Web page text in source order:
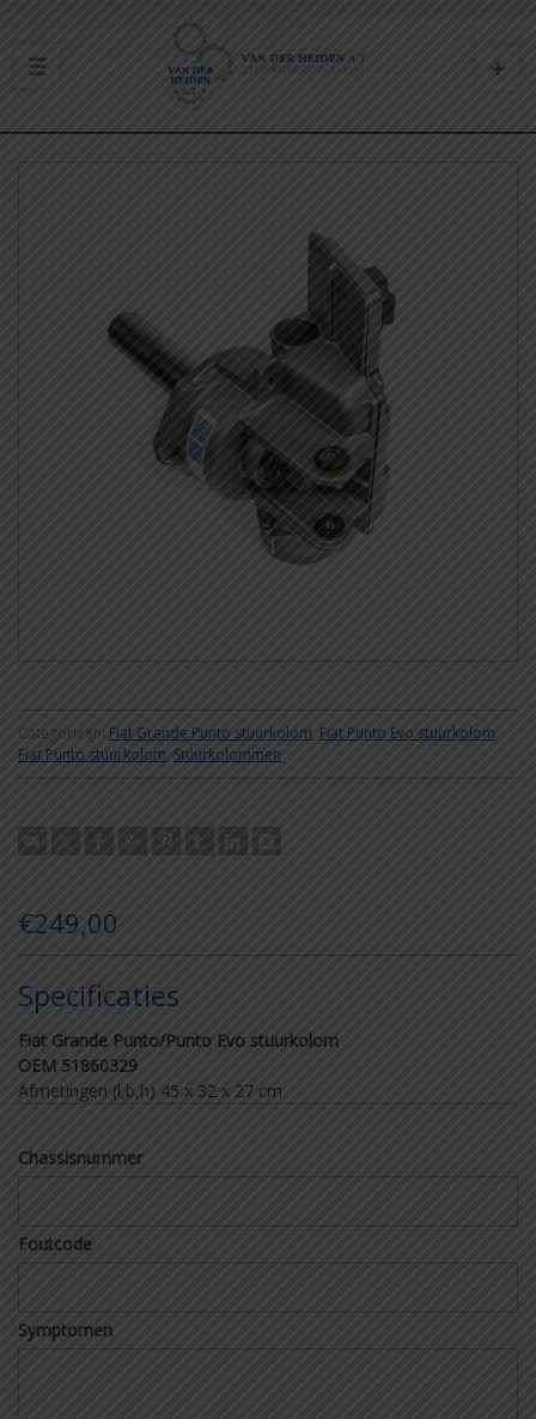
Categorieën: Fiat Grande Punto stuurkolom Fiat Punto Evo stuurkolom,
Fiat Punto stuurkolom, Stuurkolommen
€249,00
Specificaties
Fiat Grande Punto/Punto Evo stuurkolom
OEM 51860329
Afmetingen (l,b,h) 45 x 32 x 27 cm
Chassisnummer
Foutcode
Symptomen